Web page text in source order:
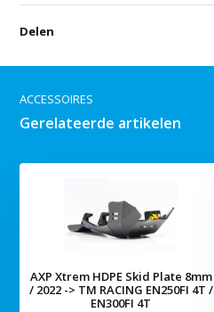
Delen
ACCESSOIRES
Gerelateerde artikelen
AXP Xtrem HDPE Skid Plate 8mm
/ 2022 -> TM RACING EN250FI 4T /
EN300FI 4T